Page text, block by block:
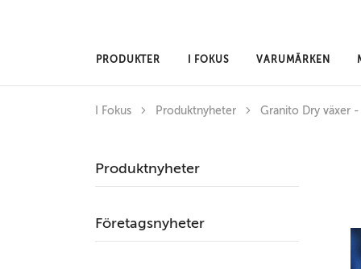
PRODUKTER I FOKUS VARUMÄRKEN
I Fokus Produktnyheter Granito Dry växer
Produktnyheter
Företagsnyheter